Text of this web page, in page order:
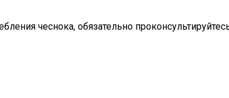
чеснока, обязательно